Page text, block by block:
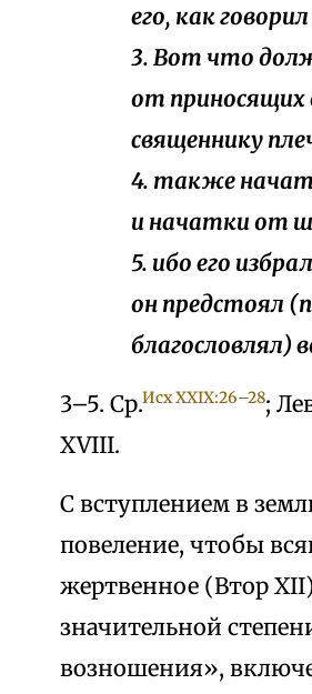
его, как
3. Вот что
от приносящих
священнику
4. также
и начатки от
5. ибо его
он предстоял
благословлял)
3–5. Ср.Исх XXIX:26–28;
XVIII.
С вступлением в
повеление, чтобы
жертвенное (Втор
значительной
возношения»,